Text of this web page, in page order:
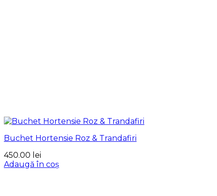
Buchet Hortensie Roz & Trandafiri
450.00 lei
Adaugă în coș